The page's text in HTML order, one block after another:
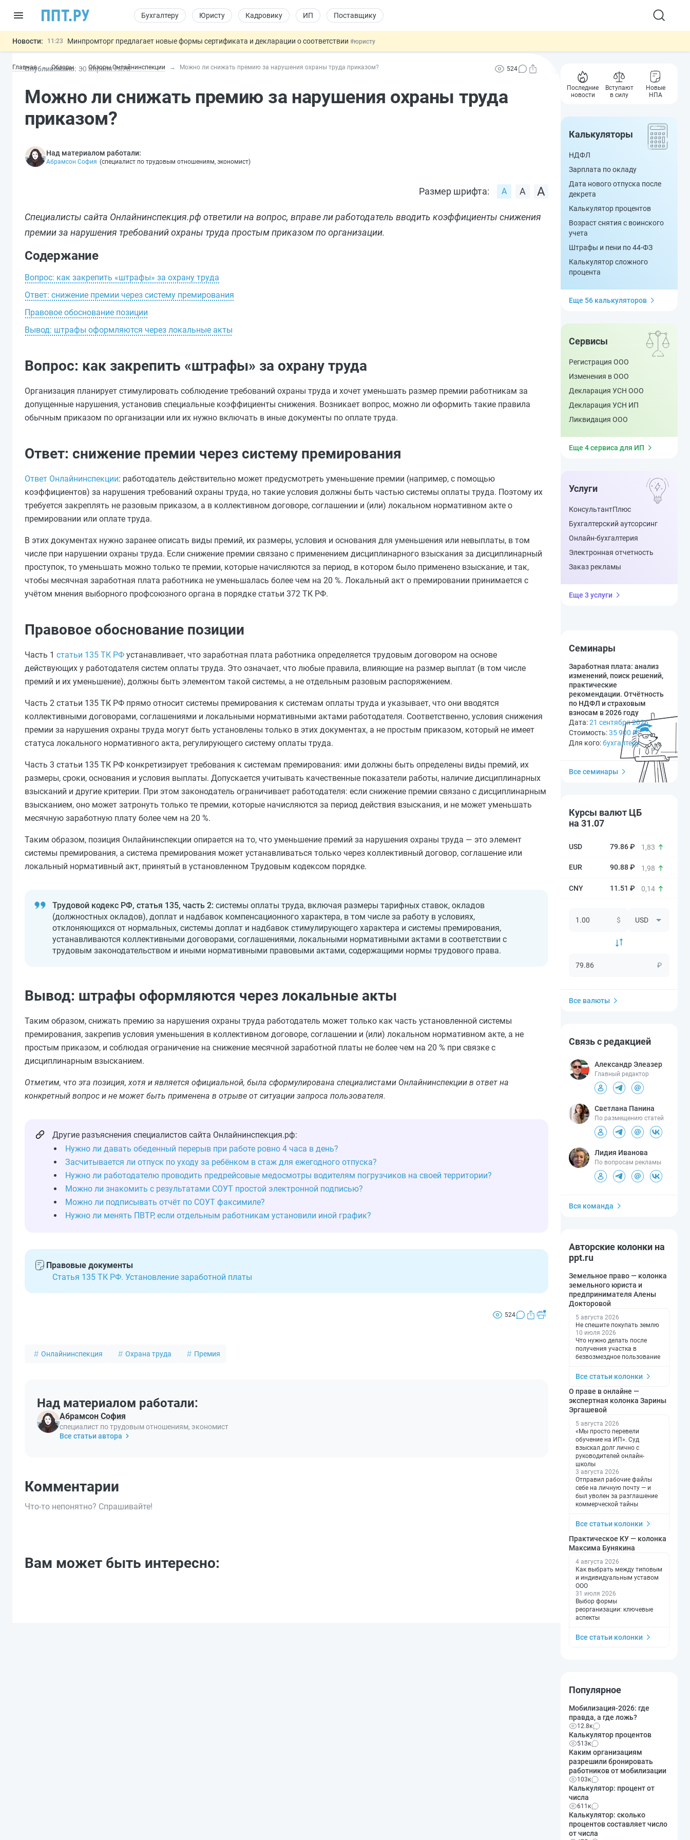
Бухгалтеру Юристу Кадровику ИП Поставщику
Новости: 11:23 Минпромторг предлагает новые формы сертификата и декларации о соответствии #юристу
00:01
6 августа: важные документы, вступающие в силу сегодня#юристу
05.08
Важно Подписан закон об упрощении госзакупок по 44-ФЗ#заказчику
Главная Обзоры Обзоры Онлайнинспекции Можно ли снижать премию за нарушения охраны труда приказом?
Опубликовано: 30 апреля2026 524
Можно ли снижать премию за нарушения охраны труда
приказом?
Над материалом работали:
Абрамсон София (специалист по трудовым отношениям, экономист)
Размер шрифта:
Специалисты сайта Онлайнинспекция.рф ответили на вопрос, вправе ли работодатель вводить коэффициенты снижения
премии за нарушения требований охраны труда простым приказом по организации.
Содержание
Вопрос: как закрепить «штрафы» за охрану труда
Ответ: снижение премии через систему премирования
Правовое обоснование позиции
Вывод: штрафы оформляются через локальные акты
Вопрос: как закрепить «штрафы» за охрану труда
Организация планирует стимулировать соблюдение требований охраны труда и хочет уменьшать размер премии работникам за
допущенные нарушения, установив специальные коэффициенты снижения. Возникает вопрос, можно ли оформить такие правила
обычным приказом по организации или их нужно включать в иные документы по оплате труда.
Ответ: снижение премии через систему премирования
Ответ Онлайнинспекции: работодатель действительно может предусмотреть уменьшение премии (например, с помощью
коэффициентов) за нарушения требований охраны труда, но такие условия должны быть частью системы оплаты труда. Поэтому их
требуется закреплять не разовым приказом, а в коллективном договоре, соглашении и (или) локальном нормативном акте о
премировании или оплате труда.
В этих документах нужно заранее описать виды премий, их размеры, условия и основания для уменьшения или невыплаты, в том
числе при нарушении охраны труда. Если снижение премии связано с применением дисциплинарного взыскания за дисциплинарный
проступок, то уменьшать можно только те премии, которые начисляются за период, в котором было применено взыскание, и так,
чтобы месячная заработная плата работника не уменьшалась более чем на 20 %. Локальный акт о премировании принимается с
учётом мнения выборного профсоюзного органа в порядке статьи 372 ТК РФ.
Правовое обоснование позиции
Часть 1 статьи 135 ТК РФ устанавливает, что заработная плата работника определяется трудовым договором на основе
действующих у работодателя систем оплаты труда. Это означает, что любые правила, влияющие на размер выплат (в том числе
премий и их уменьшение), должны быть элементом такой системы, а не отдельным разовым распоряжением.
Часть 2 статьи 135 ТК РФ прямо относит системы премирования к системам оплаты труда и указывает, что они вводятся
коллективными договорами, соглашениями и локальными нормативными актами работодателя. Соответственно, условия снижения
премии за нарушения охраны труда могут быть установлены только в этих документах, а не простым приказом, который не имеет
статуса локального нормативного акта, регулирующего систему оплаты труда.
Часть 3 статьи 135 ТК РФ конкретизирует требования к системам премирования: ими должны быть определены виды премий, их
размеры, сроки, основания и условия выплаты. Допускается учитывать качественные показатели работы, наличие дисциплинарных
взысканий и другие критерии. При этом законодатель ограничивает работодателя: если снижение премии связано с дисциплинарным
взысканием, оно может затронуть только те премии, которые начисляются за период действия взыскания, и не может уменьшать
месячную заработную плату более чем на 20 %.
Таким образом, позиция Онлайнинспекции опирается на то, что уменьшение премий за нарушения охраны труда — это элемент
системы премирования, а система премирования может устанавливаться только через коллективный договор, соглашение или
локальный нормативный акт, принятый в установленном Трудовым кодексом порядке.
Трудовой кодекс РФ, статья 135, часть 2: системы оплаты труда, включая размеры тарифных ставок, окладов
(должностных окладов), доплат и надбавок компенсационного характера, в том числе за работу в условиях,
отклоняющихся от нормальных, системы доплат и надбавок стимулирующего характера и системы премирования,
устанавливаются коллективными договорами, соглашениями, локальными нормативными актами в соответствии с
трудовым законодательством и иными нормативными правовыми актами, содержащими нормы трудового права.
Вывод: штрафы оформляются через локальные акты
Таким образом, снижать премию за нарушения охраны труда работодатель может только как часть установленной системы
премирования, закрепив условия уменьшения в коллективном договоре, соглашении и (или) локальном нормативном акте, а не
простым приказом, и соблюдая ограничение на снижение месячной заработной платы не более чем на 20 % при связке с
дисциплинарным взысканием.
Отметим, что эта позиция, хотя и является официальной, была сформулирована специалистами Онлайнинспекции в ответ на
конкретный вопрос и не может быть применена в отрыве от ситуации запроса пользователя.
Другие разъяснения специалистов сайта Онлайнинспекция.рф:
Нужно ли давать обеденный перерыв при работе ровно 4 часа в день?
Засчитывается ли отпуск по уходу за ребёнком в стаж для ежегодного отпуска?
Нужно ли работодателю проводить предрейсовые медосмотры водителям погрузчиков на своей территории?
Можно ли знакомить с результатами СОУТ простой электронной подписью?
Можно ли подписывать отчёт по СОУТ факсимиле?
Нужно ли менять ПВТР, если отдельным работникам установили иной график?
Правовые документы
Статья 135 ТК РФ. Установление заработной платы
524
Онлайнинспекция Охрана труда Премия
Над материалом работали:
Абрамсон София
специалист по трудовым отношениям, экономист
Все статьи автора
Комментарии
Что-то непонятно? Спрашивайте!
Вам может быть интересно:
Последние
новости
Вступают
в силу
Новые
НПА
Калькуляторы
НДФЛ
Зарплата по окладу
Дата нового отпуска после
декрета
Калькулятор процентов
Возраст снятия с воинского
учета
Штрафы и пени по 44-ФЗ
Калькулятор сложного
процента
Еще 56 калькуляторов
Сервисы
Регистрация ООО
Изменения в ООО
Декларация УСН ООО
Декларация УСН ИП
Ликвидация ООО
Еще 4 сервиса для ИП
Услуги
КонсультантПлюс
Бухгалтерский аутсорсинг
Онлайн-бухгалтерия
Электронная отчетность
Заказ рекламы
Еще 3 услуги
Семинары
Заработная плата: анализ
изменений, поиск решений,
практические
рекомендации. Отчётность
по НДФЛ и страховым
взносам в 2026 году
Дата:21 сентября 2026
Стоимость:35 900 ₽
Для кого:бухгалтеру
Все семинары
Курсы валют ЦБ
на 31.07
79.86 ₽ 1,83
90.88 ₽ 1,98
11.51 ₽ 0,14
$
₽
Все валюты
Связь с редакцией
Александр Элеазер
Главный редактор
Светлана Панина
По размещению статей
Лидия Иванова
По вопросам рекламы
Вся команда
Авторские колонки на
ppt.ru
Земельное право — колонка
земельного юриста и
предпринимателя Алены
Докторовой
5 августа 2026
Не спешите покупать землю
10 июля 2026
Что нужно делать после
получения участка в
безвозмездное пользование
Все статьи колонки
О праве в онлайне —
экспертная колонка Зарины
Эргашевой
5 августа 2026
«Мы просто перевели
обучение на ИП». Суд
взыскал долг лично с
руководителей онлайн-
школы
3 августа 2026
Отправил рабочие файлы
себе на личную почту — и
был уволен за разглашение
коммерческой тайны
Все статьи колонки
Практическое КУ — колонка
Максима Бунякина
4 августа 2026
Как выбрать между типовым
и индивидуальным уставом
ООО
31 июля 2026
Выбор формы
реорганизации: ключевые
аспекты
Все статьи колонки
Популярное
Мобилизация-2026: где
правда, а где ложь?
12.8к
Калькулятор процентов
513к
Каким организациям
разрешили бронировать
работников от мобилизации
103к
Калькулятор: процент от
числа
611к
Калькулятор: сколько
процентов составляет число
от числа